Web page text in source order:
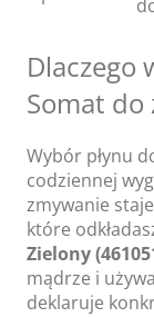
Dlaczego
Somat do
Wybór płynu
codziennej
zmywanie
które
Zielony
mądrze i
deklaruje